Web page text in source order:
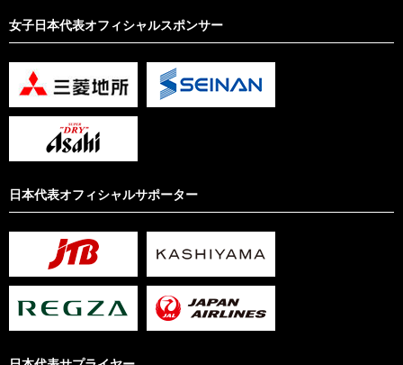
女子日本代表オフィシャルスポンサー
日本代表オフィシャルサポーター